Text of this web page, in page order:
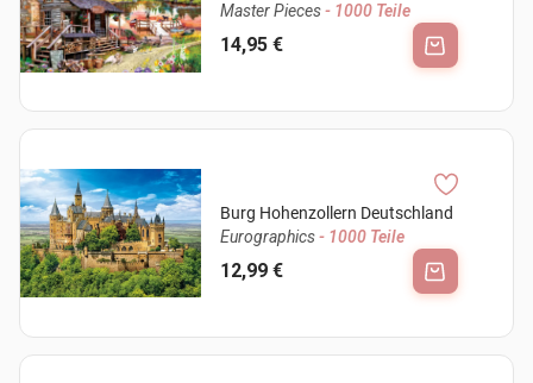
Master Pieces- 1000 Teile
14,95 €
Burg Hohenzollern Deutschland
Eurographics- 1000 Teile
12,99 €